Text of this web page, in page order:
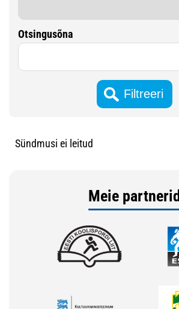
Otsingusõna
Sündmusi ei leitud
Meie partnerid